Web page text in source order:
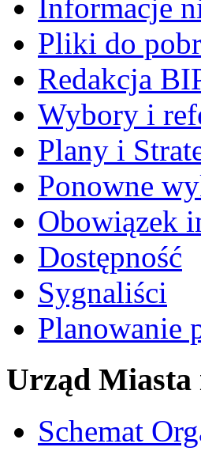
Informacje
Pliki do
Redakcja
Wybory i
Plany i
Ponowne
Obowiązek
Dostępność
Sygnaliści
Planowanie
Urząd
Schemat